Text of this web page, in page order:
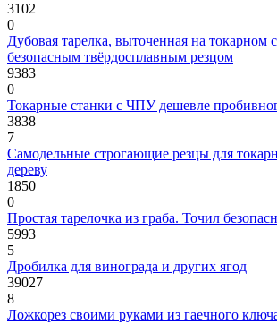
3102
0
Дубовая тарелка, выточенная на токарном
безопасным твёрдосплавным резцом
9383
0
Токарные станки с ЧПУ дешевле
3838
7
Самодельные строгающие резцы для
дереву
1850
0
Простая тарелочка из граба. Точил
5993
5
Дробилка для винограда и других ягод
39027
8
Ложкорез своими руками из гаечного